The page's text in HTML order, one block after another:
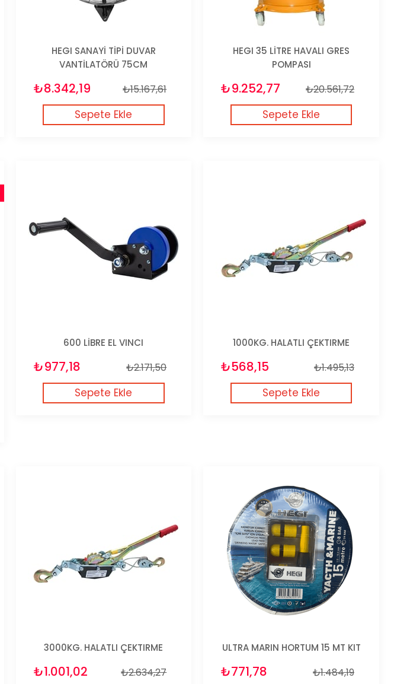
HEGI SANAYİ TİPİ DUVAR
VANTİLATÖRÜ 75CM
₺8.342,19 ₺15.167,61
Sepete Ekle
HEGI 35 LİTRE HAVALI GRES
POMPASI
₺9.252,77 ₺20.561,72
Sepete Ekle
600 LİBRE EL VINCI
₺977,18 ₺2.171,50
Sepete Ekle
1000KG. HALATLI ÇEKTIRME
₺568,15 ₺1.495,13
Sepete Ekle
3000KG. HALATLI ÇEKTIRME
₺1.001,02 ₺2.634,27
ULTRA MARIN HORTUM 15 MT KIT
₺771,78 ₺1.484,19